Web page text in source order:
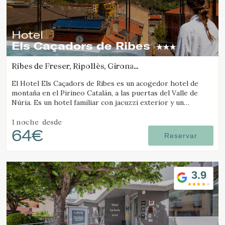
Hotel
Els Caçadors de Ribes
Ribes de Freser, Ripollès, Girona
El Hotel Els Caçadors de Ribes es un acogedor hotel de
montaña en el Pirineo Catalán, a las puertas del Valle de
Núria. Es un hotel familiar con jacuzzi exterior y un
1 noche desde
64€ Reservar
3.9